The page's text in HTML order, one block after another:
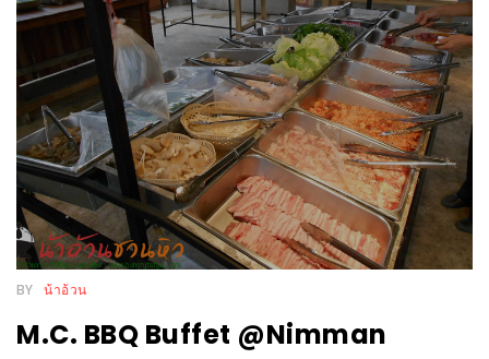
WONGNAI.COM
นโยบาย
ความ
เป็น
ส่วน
ตัว
#มา
เดิน
เล่น
กัน
มั้ย
ใน
ฐานะ
อะไร
งาน
BY น้าอ้วน
M.C. BBQ Buffet @Nimman